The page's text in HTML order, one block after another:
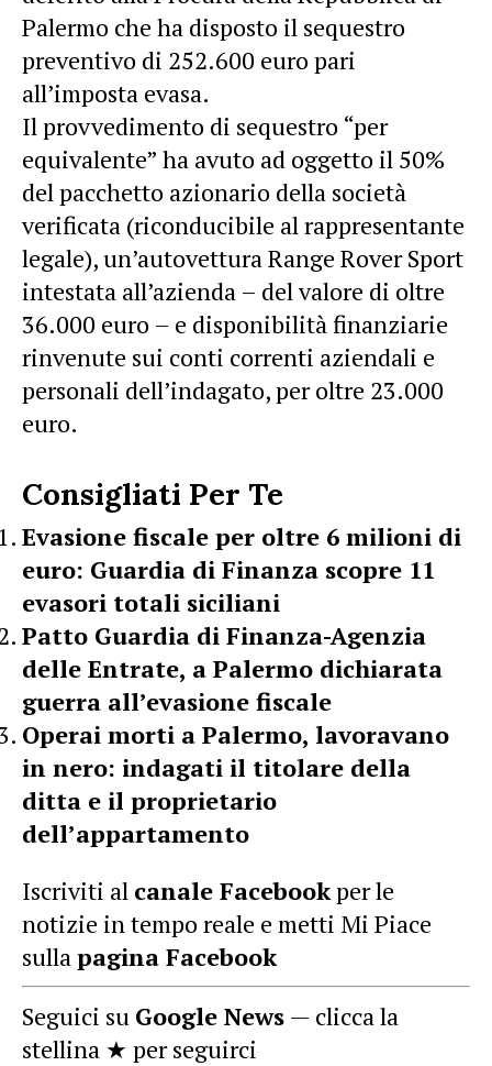
Palermo che ha disposto il sequestro
preventivo di 252.600 euro pari
all’imposta evasa.
Il provvedimento di sequestro “per
equivalente” ha avuto ad oggetto il 50%
del pacchetto azionario della società
verificata (riconducibile al rappresentante
legale), un’autovettura Range Rover Sport
intestata all’azienda – del valore di oltre
36.000 euro – e disponibilità finanziarie
rinvenute sui conti correnti aziendali e
personali dell’indagato, per oltre 23.000
euro.
Consigliati Per Te
Evasione fiscale per oltre 6 milioni di
euro: Guardia di Finanza scopre 11
evasori totali siciliani
Patto Guardia di Finanza-Agenzia
delle Entrate, a Palermo dichiarata
guerra all’evasione fiscale
Operai morti a Palermo, lavoravano
in nero: indagati il titolare della
ditta e il proprietario
dell’appartamento
Iscriviti al canale Facebookper le
notizie in tempo reale e metti Mi Piace
sullapagina Facebook
Seguici su Google News — clicca la
stellina ★ per seguirci